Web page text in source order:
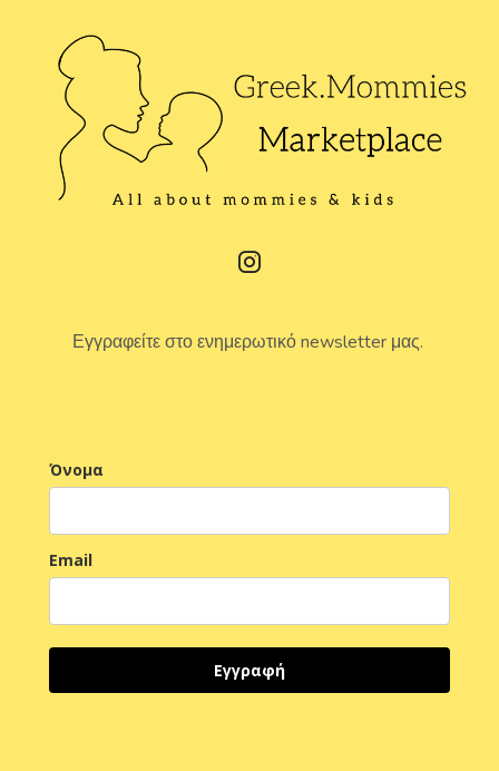
Εγγραφείτε στο ενημερωτικό newsletter μας.
Όνομα
Email
Εγγραφή